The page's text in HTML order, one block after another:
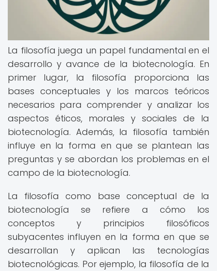
La filosofía juega un papel fundamental en el
desarrollo y avance de la biotecnología. En
primer lugar, la filosofía proporciona las
bases conceptuales y los marcos teóricos
necesarios para comprender y analizar los
aspectos éticos, morales y sociales de la
biotecnología. Además, la filosofía también
influye en la forma en que se plantean las
preguntas y se abordan los problemas en el
campo de la biotecnología.
La filosofía como base conceptual de la
biotecnología se refiere a cómo los
conceptos y principios filosóficos
subyacentes influyen en la forma en que se
desarrollan y aplican las tecnologías
biotecnológicas. Por ejemplo, la filosofía de la